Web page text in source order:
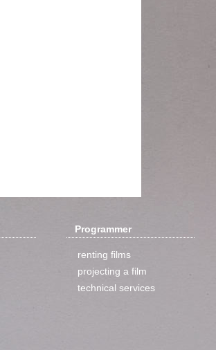
Programmer
renting films
projecting a film
technical services